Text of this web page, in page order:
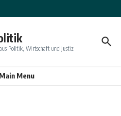
Politik, Wirtschaft und Justiz
Main Menu